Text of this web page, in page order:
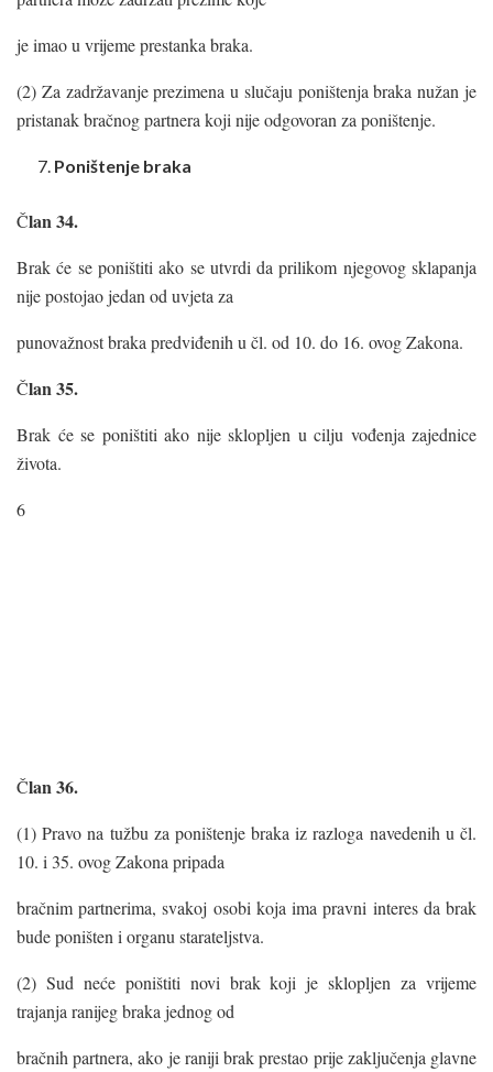
je imao u vrijeme prestanka braka.
(2) Za zadržavanje prezimena u slučaju poništenja braka nužan je
pristanak bračnog partnera koji nije odgovoran za poništenje.
Poništenje braka
Član 34.
Brak će se poništiti ako se utvrdi da prilikom njegovog sklapanja
nije postojao jedan od uvjeta za
punovažnost braka predviđenih u čl. od 10. do 16. ovog Zakona.
Član 35.
Brak će se poništiti ako nije sklopljen u cilju vođenja zajednice
života.
6
Član 36.
(1) Pravo na tužbu za poništenje braka iz razloga navedenih u čl.
10. i 35. ovog Zakona pripada
bračnim partnerima, svakoj osobi koja ima pravni interes da brak
bude poništen i organu starateljstva.
(2) Sud neće poništiti novi brak koji je sklopljen za vrijeme
trajanja ranijeg braka jednog od
bračnih partnera, ako je raniji brak prestao prije zaključenja glavne